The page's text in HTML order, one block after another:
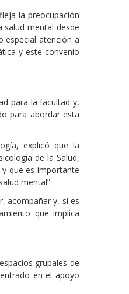
la preocupación
mental desde
especial atención a
y este convenio
para la facultad y,
para abordar esta
explicó que la
de la Salud,
que es importante
mental”.
acompañar y, si es
que implica
grupales de
en el apoyo